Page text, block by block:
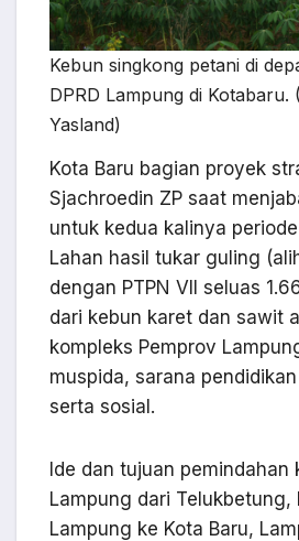
Kebun singkong petani di
DPRD Lampung di Kotabaru.
Yasland)
Kota Baru bagian proyek
Sjachroedin ZP saat
untuk kedua kalinya
Lahan hasil tukar guling
dengan PTPN VII seluas
dari kebun karet dan sawit
kompleks Pemprov
muspida, sarana
serta sosial.
Ide dan tujuan pemindahan
Lampung dari Telukbetung,
Lampung ke Kota Baru,